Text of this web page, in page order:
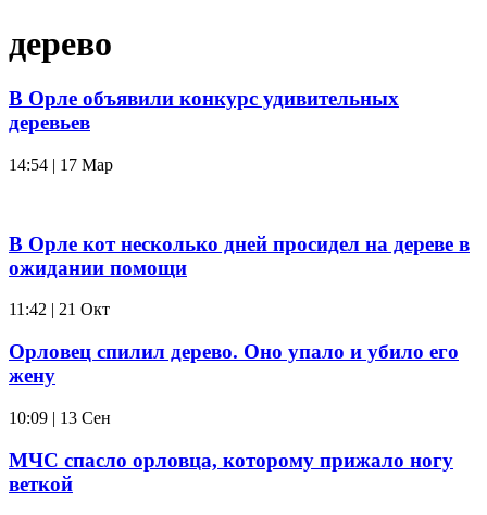
дерево
В Орле объявили конкурс удивительных
деревьев
14:54 | 17 Мар
В Орле кот несколько дней просидел на дереве в
ожидании помощи
11:42 | 21 Окт
Орловец спилил дерево. Оно упало и убило его
жену
10:09 | 13 Сен
МЧС спасло орловца, которому прижало ногу
веткой